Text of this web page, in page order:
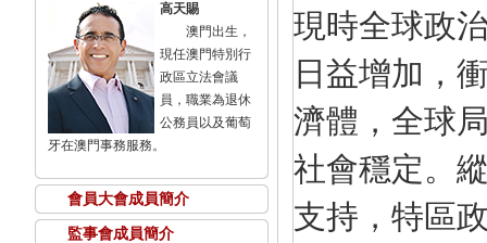
高天賜
澳門出生，
現任澳門特別行
政區立法會議
員，職業為退休
公務員以及葡萄
牙在澳門事務服務。
會員大會成員簡介
監事會成員簡介
現時全球政
日益增加，
濟體，全球
社會穩定。
支持，特區